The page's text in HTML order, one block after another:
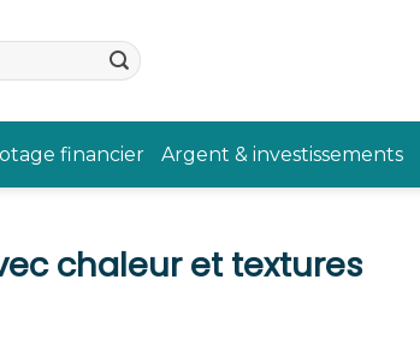
financier Argent & investissements
chaleur et textures